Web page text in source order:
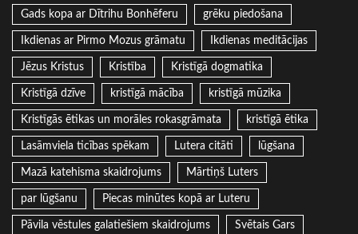
Gads kopa ar Dītrihu Bonhēferu grēku piedošana
Ikdienas ar Pirmo Mozus grāmatu Ikdienas meditācijas
Jēzus Kristus Kristība Kristīgā dogmatika
Kristīgā dzīve kristīgā mācība kristīgā mūzika
Kristīgās ētikas un morāles rokasgrāmata kristīgā ētika
Lasāmviela ticības spēkam Lutera citāti lūgšana
Mazā katehisma skaidrojums Mārtiņš Luters
par lūgšanu Piecas minūtes kopā ar Luteru
Pāvila vēstules galatiešiem skaidrojums Svētais Gars